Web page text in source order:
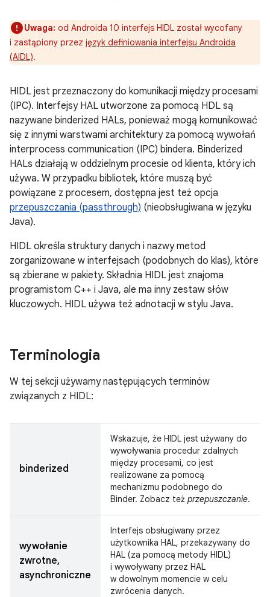
Uwaga: od Androida 10 interfejs HIDL został wycofany
i zastąpiony przez język definiowania interfejsu Androida
(AIDL).
HIDL jest przeznaczony do komunikacji między procesami
(IPC). Interfejsy HAL utworzone za pomocą HDL są
nazywane binderized HALs, ponieważ mogą komunikować
się z innymi warstwami architektury za pomocą wywołań
interprocess communication (IPC) bindera. Binderized
HALs działają w oddzielnym procesie od klienta, który ich
używa. W przypadku bibliotek, które muszą być
powiązane z procesem, dostępna jest też opcja
przepuszczania (passthrough) (nieobsługiwana w języku
Java).
HIDL określa struktury danych i nazwy metod
zorganizowane w interfejsach (podobnych do klas), które
są zbierane w pakiety. Składnia HIDL jest znajoma
programistom C++ i Java, ale ma inny zestaw słów
kluczowych. HIDL używa też adnotacji w stylu Java.
Terminologia
W tej sekcji używamy następujących terminów
związanych z HIDL:
binderized
Wskazuje, że HIDL jest używany do
wywoływania procedur zdalnych
między procesami, co jest
realizowane za pomocą
mechanizmu podobnego do
Binder. Zobacz też przepuszczanie.
wywołanie
zwrotne,
asynchroniczne
Interfejs obsługiwany przez
użytkownika HAL, przekazywany do
HAL (za pomocą metody HIDL)
i wywoływany przez HAL
w dowolnym momencie w celu
zwrócenia danych.